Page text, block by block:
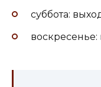
суббота: